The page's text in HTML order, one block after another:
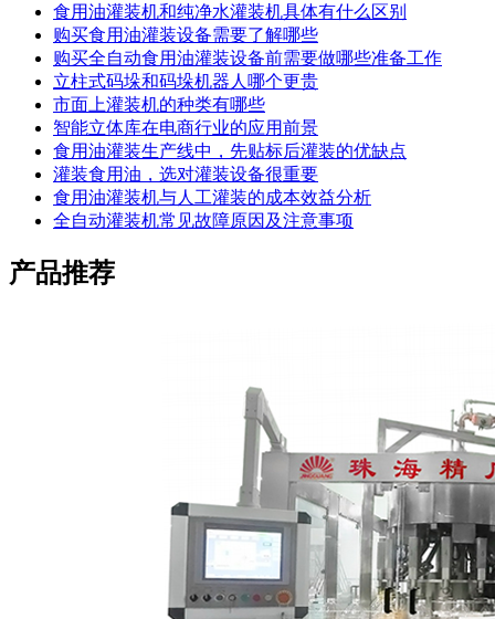
食用油灌装机和纯净水灌装机具体有什么区别
购买食用油灌装设备需要了解哪些
购买全自动食用油灌装设备前需要做哪些准备工作
立柱式码垛和码垛机器人哪个更贵
市面上灌装机的种类有哪些
智能立体库在电商行业的应用前景
食用油灌装生产线中，先贴标后灌装的优缺点
灌装食用油，选对灌装设备很重要
食用油灌装机与人工灌装的成本效益分析
全自动灌装机常见故障原因及注意事项
产品推荐